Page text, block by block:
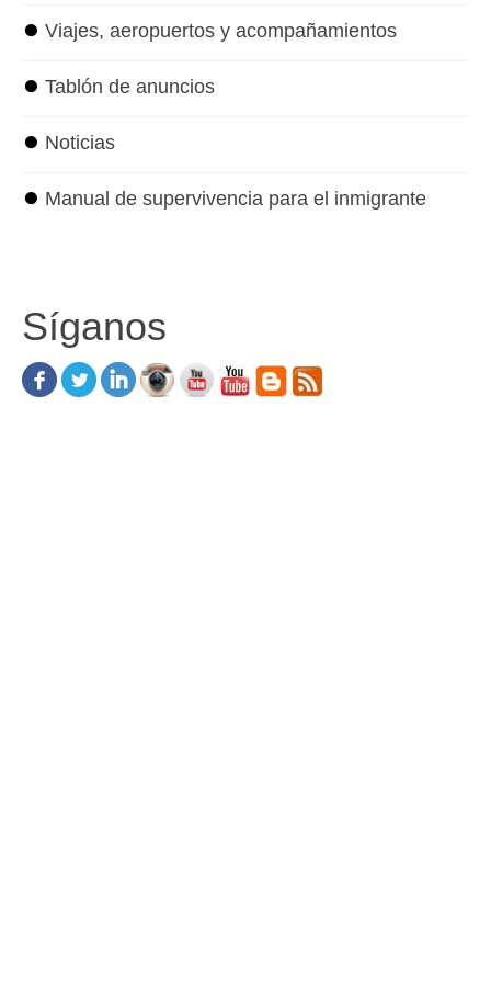
⏺ Viajes, aeropuertos y acompañamientos
⏺ Tablón de anuncios
⏺ Noticias
⏺ Manual de supervivencia para el inmigrante
Síganos